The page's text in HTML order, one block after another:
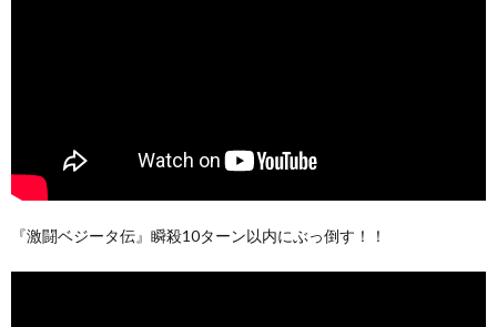
『激闘ベジータ伝』瞬殺10ターン以内にぶっ倒す！！